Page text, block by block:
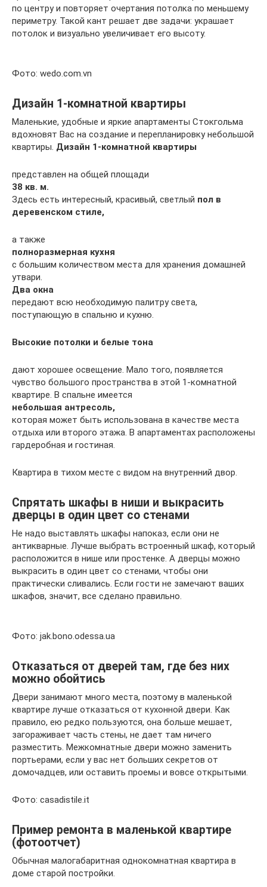
по центру и повторяет очертания потолка по меньшему
периметру. Такой кант решает две задачи: украшает
потолок и визуально увеличивает его высоту.
Фото: wedo.com.vn
Дизайн 1-комнатной квартиры
Маленькие, удобные и яркие апартаменты Стокгольма
вдохновят Вас на создание и перепланировку небольшой
квартиры. Дизайн 1-комнатной квартиры
представлен на общей площади
38 кв. м.
Здесь есть интересный, красивый, светлый пол в
деревенском стиле,
а также
полноразмерная кухня
с большим количеством места для хранения домашней
утвари.
Два окна
передают всю необходимую палитру света,
поступающую в спальню и кухню.
Высокие потолки и белые тона
дают хорошее освещение. Мало того, появляется
чувство большого пространства в этой 1-комнатной
квартире. В спальне имеется
небольшая антресоль,
которая может быть использована в качестве места
отдыха или второго этажа. В апартаментах расположены
гардеробная и гостиная.
Квартира в тихом месте с видом на внутренний двор.
Спрятать шкафы в ниши и выкрасить
дверцы в один цвет со стенами
Не надо выставлять шкафы напоказ, если они не
антикварные. Лучше выбрать встроенный шкаф, который
расположится в нише или простенке. А дверцы можно
выкрасить в один цвет со стенами, чтобы они
практически сливались. Если гости не замечают ваших
шкафов, значит, все сделано правильно.
Фото: jak.bono.odessa.ua
Отказаться от дверей там, где без них
можно обойтись
Двери занимают много места, поэтому в маленькой
квартире лучше отказаться от кухонной двери. Как
правило, ею редко пользуются, она больше мешает,
загораживает часть стены, не дает там ничего
разместить. Межкомнатные двери можно заменить
портьерами, если у вас нет больших секретов от
домочадцев, или оставить проемы и вовсе открытыми.
Фото: casadistile.it
Пример ремонта в маленькой квартире
(фотоотчет)
Обычная малогабаритная однокомнатная квартира в
доме старой постройки.